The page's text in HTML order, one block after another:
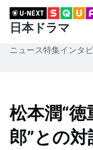
日本ドラマ
ニュース特集インタ
松本潤“徳
郎”との